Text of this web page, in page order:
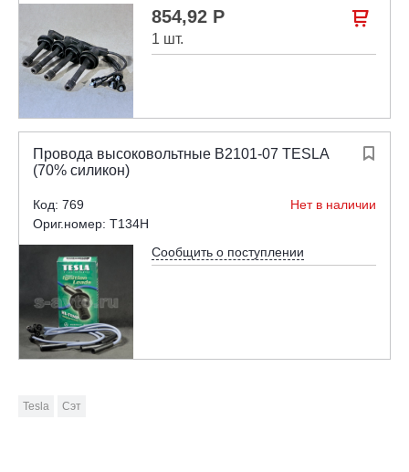
854,92 Р
1 шт.


Провода высоковольтные В2101-07 TESLA
(70% силикон)
Код: 769
Нет в наличии
Ориг.номер: T134H
Сообщить о поступлении
Tesla Сэт